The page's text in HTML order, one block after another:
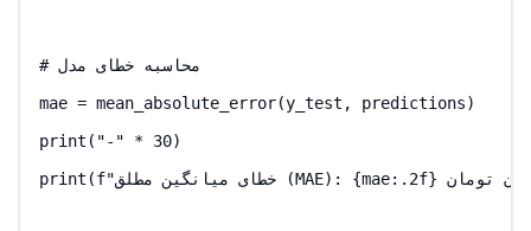
# محاسبه خطای مدل
mae = mean_absolute_error(y_test, predictions)
print("-" * 30)
print(f"خطای میانگین مطلق (MAE): {mae:.2f} میلیون تومان")